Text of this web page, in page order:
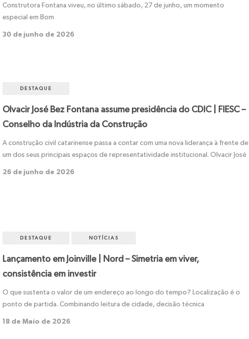
Construtora Fontana viveu, no último sábado, 27 de junho, um momento
especial em Bom
30 de junho de 2026
DESTAQUE
Olvacir José Bez Fontana assume presidência do CDIC | FIESC –
Conselho da Indústria da Construção
A construção civil catarinense passa a contar com uma nova liderança à frente de
um dos seus principais espaços de representatividade institucional. Olvacir José
26 de junho de 2026
DESTAQUE NOTÍCIAS
Lançamento em Joinville | Nord – Simetria em viver,
consistência em investir
O que sustenta o valor de um endereço ao longo do tempo? Localização é o
ponto de partida. Combinando leitura de cidade, decisão técnica
18 de Maio de 2026